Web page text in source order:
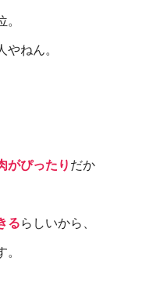
ねん。
がぴったり だか
るらしいから、